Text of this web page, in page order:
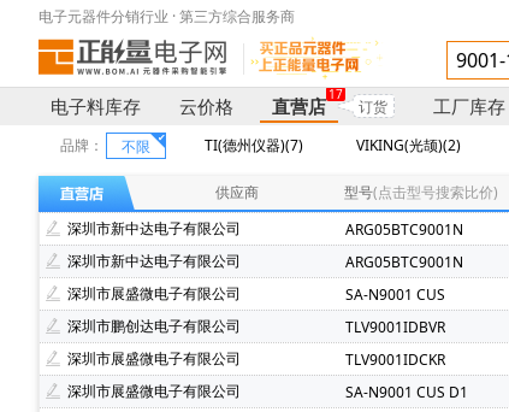
电子元器件分销行业 · 第三方综合服务商
电子料库存 云价格 直营店
17
订货 工厂库存
品牌： 不限 TI(德州仪器)(7) VIKING(光颉)(2)
供应商 型号(点击型号搜索比价)
深圳市新中达电子有限公司
ARG05BTC9001N
深圳市新中达电子有限公司
ARG05BTC9001N
深圳市展盛微电子有限公司
SA-N9001 CUS
深圳市鹏创达电子有限公司
TLV9001IDBVR
深圳市展盛微电子有限公司
TLV9001IDCKR
深圳市展盛微电子有限公司
SA-N9001 CUS D1